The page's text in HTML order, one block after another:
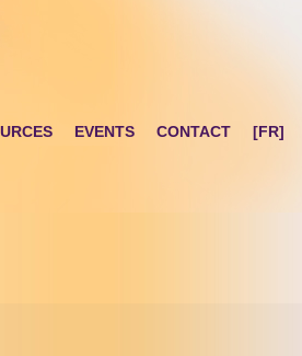
EVENTS CONTACT [FR]